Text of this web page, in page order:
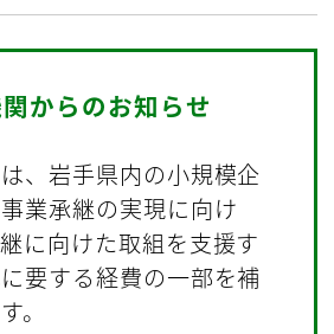
からのお知らせ
、岩手県内の小規模企
業承継の実現に向け
に向けた取組を支援す
要する経費の一部を補
。